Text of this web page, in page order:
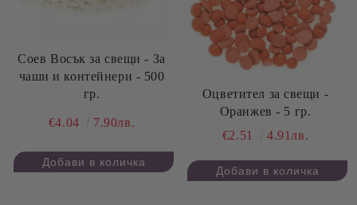
Соев Восък за свещи - За
чаши и контейнери - 500
гр.
€4.04 7.90лв.
Оцветител за свещи -
Оранжев - 5 гр.
€2.51
4.91лв.